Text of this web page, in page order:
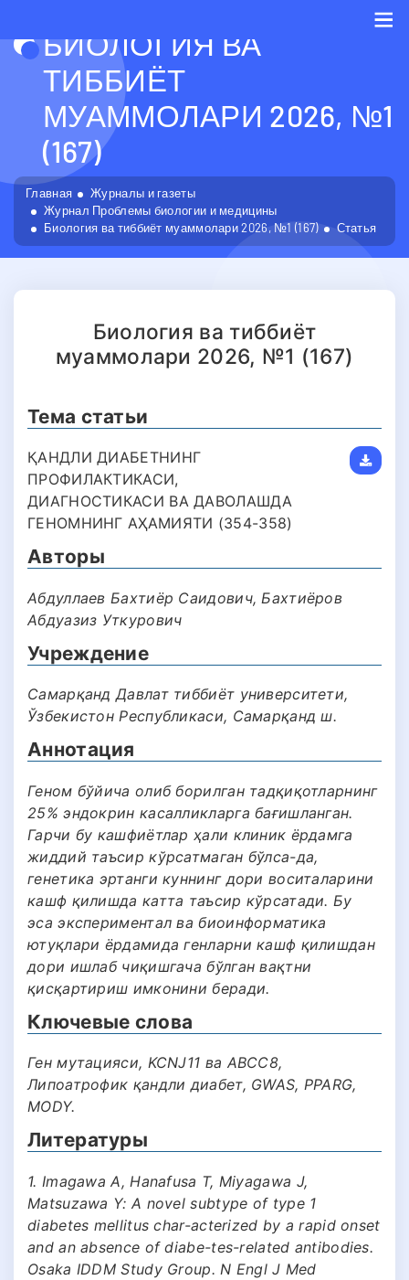
БИОЛОГИЯ ВА
ТИББИЁТ
МУАММОЛАРИ 2026, №1
(167)
Главная
Журналы и газеты
Журнал Проблемы биологии и медицины
Биология ва тиббиёт муаммолари 2026, №1 (167)
Статья
Биология ва тиббиёт
муаммолари 2026, №1 (167)
Тема статьи
ҚАНДЛИ ДИАБЕТНИНГ
ПРОФИЛАКТИКАСИ,
ДИАГНОСТИКАСИ ВА ДАВОЛАШДА
ГЕНОМНИНГ АҲАМИЯТИ (354-358)
Авторы
Абдуллаев Бахтиёр Саидович, Бахтиёров
Абдуазиз Уткурович
Учреждение
Самарқанд Давлат тиббиёт университети,
Ўзбекистон Республикаси, Самарқанд ш.
Аннотация
Геном бўйича олиб борилган тадқиқотларнинг
25% эндокрин касалликларга бағишланган.
Гарчи бу кашфиётлар ҳали клиник ёрдамга
жиддий таъсир кўрсатмаган бўлса-да,
генетика эртанги куннинг дори воситаларини
кашф қилишда катта таъсир кўрсатади. Бу
эса экспериментал ва биоинформатика
ютуқлари ёрдамида генларни кашф қилишдан
дори ишлаб чиқишгача бўлган вақтни
қисқартириш имконини беради.
Ключевые слова
Ген мутацияси, KCNJ11 ва АВСС8,
Липоатрофик қандли диабет, GWAS, PPARG,
MODY.
Литературы
1. Imagawa A, Hanafusa T, Miyagawa J,
Matsuzawa Y: A novel subtype of type 1
diabetes mellitus char-acterized by a rapid onset
and an absence of diabe-tes-related antibodies.
Osaka IDDM Study Group. N Engl J Med